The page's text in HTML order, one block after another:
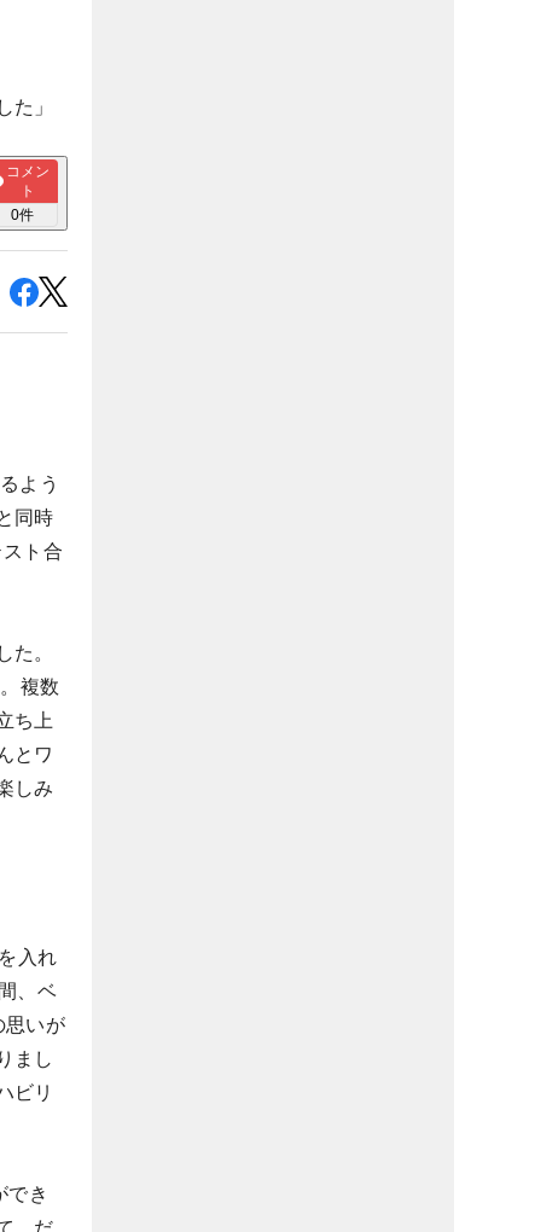
」
コメン
ト
0件
よう
同時
ト合
。
複数
ち上
とワ
しみ
入れ
、ベ
思いが
まし
ビリ
でき